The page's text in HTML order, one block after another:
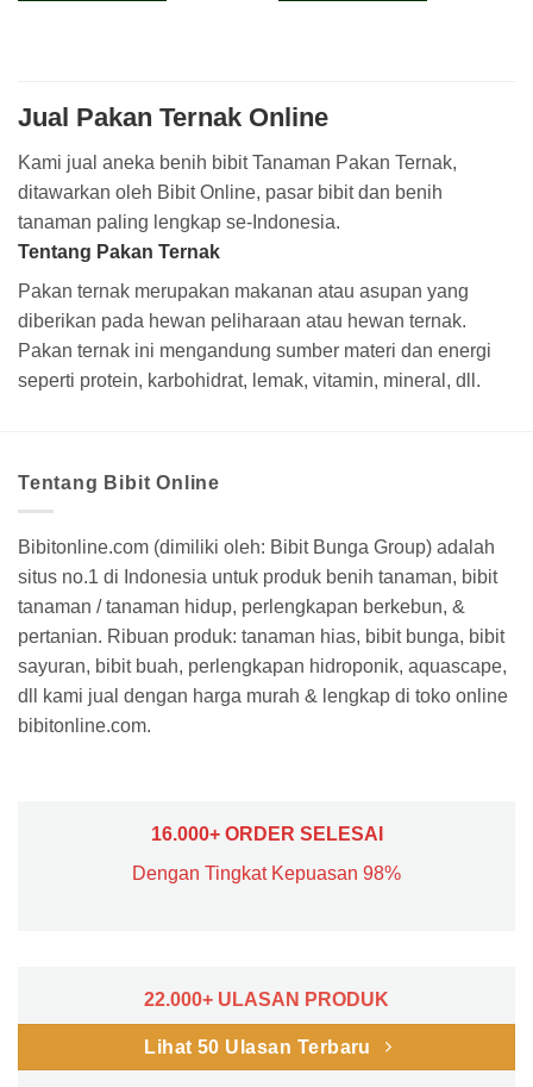
Jual Pakan Ternak Online
Kami jual aneka benih bibit Tanaman Pakan Ternak,
ditawarkan oleh Bibit Online, pasar bibit dan benih
tanaman paling lengkap se-Indonesia.
Tentang Pakan Ternak
Pakan ternak merupakan makanan atau asupan yang
diberikan pada hewan peliharaan atau hewan ternak.
Pakan ternak ini mengandung sumber materi dan energi
seperti protein, karbohidrat, lemak, vitamin, mineral, dll.
Tentang Bibit Online
Bibitonline.com (dimiliki oleh: Bibit Bunga Group) adalah
situs no.1 di Indonesia untuk produk benih tanaman, bibit
tanaman / tanaman hidup, perlengkapan berkebun, &
pertanian. Ribuan produk: tanaman hias, bibit bunga, bibit
sayuran, bibit buah, perlengkapan hidroponik, aquascape,
dll kami jual dengan harga murah & lengkap di toko online
bibitonline.com.
16.000+ ORDER SELESAI
Dengan Tingkat Kepuasan 98%
22.000+ ULASAN PRODUK
Lihat 50 Ulasan Terbaru